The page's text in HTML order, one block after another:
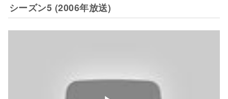
シーズン5 (2006年放送)